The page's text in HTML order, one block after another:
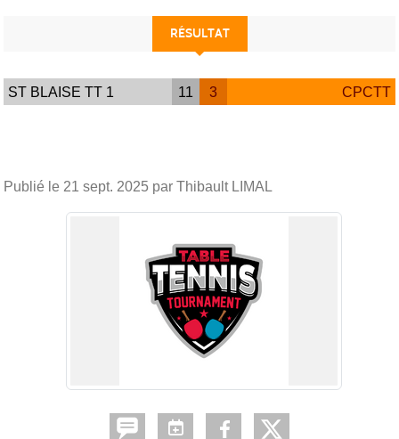
RÉSULTAT
ST BLAISE TT 1 11 3 CPCTT
Publié le 21 sept. 2025 par Thibault LIMAL